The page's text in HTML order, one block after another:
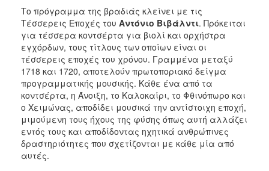
Το πρόγραμμα της βραδιάς κλείνει με τις
Τέσσερεις Εποχές του Αντόνιο Βιβάλντι. Πρόκειται
για τέσσερα κοντσέρτα για βιολί και ορχήστρα
εγχόρδων, τους τίτλους των οποίων είναι οι
τέσσερεις εποχές του χρόνου. Γραμμένα μεταξύ
1718 και 1720, αποτελούν πρωτοποριακό δείγμα
προγραμματικής μουσικής. Κάθε ένα από τα
κοντσέρτα, η Άνοιξη, το Καλοκαίρι, το Φθινόπωρο και
ο Χειμώνας, αποδίδει μουσικά την αντίστοιχη εποχή,
μιμούμενη τους ήχους της φύσης όπως αυτή αλλάζει
εντός τους και αποδίδοντας ηχητικά ανθρώπινες
δραστηριότητες που σχετίζονται με κάθε μία από
αυτές.